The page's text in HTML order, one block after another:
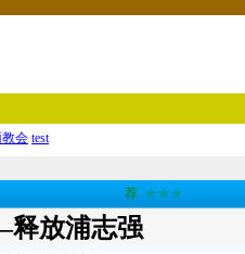
会 test
荐 ★★★
放浦志强